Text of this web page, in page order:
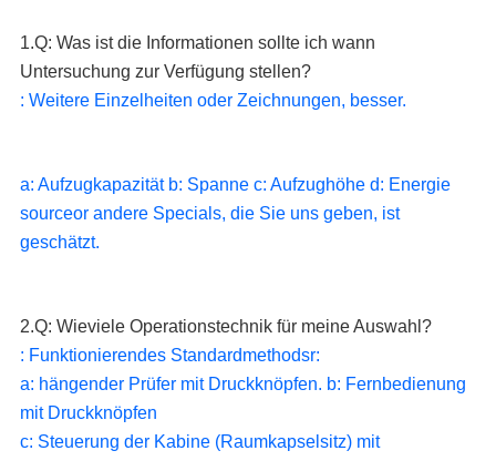
1.Q: Was ist die Informationen sollte ich wann
Untersuchung zur Verfügung stellen?
: Weitere Einzelheiten oder Zeichnungen, besser.
a: Aufzugkapazität b: Spanne c: Aufzughöhe d: Energie
sourceor andere Specials, die Sie uns geben, ist
geschätzt.
2.Q: Wieviele Operationstechnik für meine Auswahl?
: Funktionierendes Standardmethodsr:
a: hängender Prüfer mit Druckknöpfen. b: Fernbedienung
mit Druckknöpfen
c: Steuerung der Kabine (Raumkapselsitz) mit